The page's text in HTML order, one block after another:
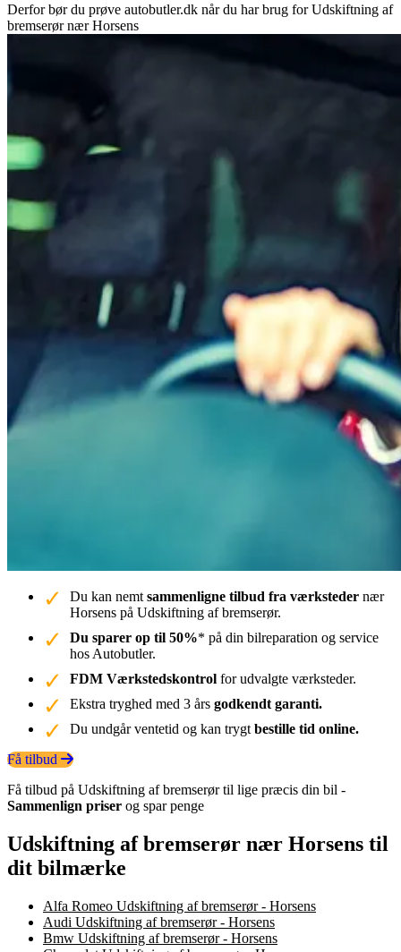
Derfor bør du prøve autobutler.dk når du har brug for Udskiftning af
bremserør nær Horsens
Du kan nemt sammenligne tilbud fra værksteder nær
Horsens på Udskiftning af bremserør.
Du sparer op til 50%* på din bilreparation og service
hos Autobutler.
FDM Værkstedskontrol for udvalgte værksteder.
Ekstra tryghed med 3 års godkendt garanti.
Du undgår ventetid og kan trygt bestille tid online.
Få tilbud
Få tilbud på Udskiftning af bremserør til lige præcis din bil -
Sammenlign priser og spar penge
Udskiftning af bremserør nær Horsens til
dit bilmærke
Alfa Romeo Udskiftning af bremserør - Horsens
Audi Udskiftning af bremserør - Horsens
Bmw Udskiftning af bremserør - Horsens